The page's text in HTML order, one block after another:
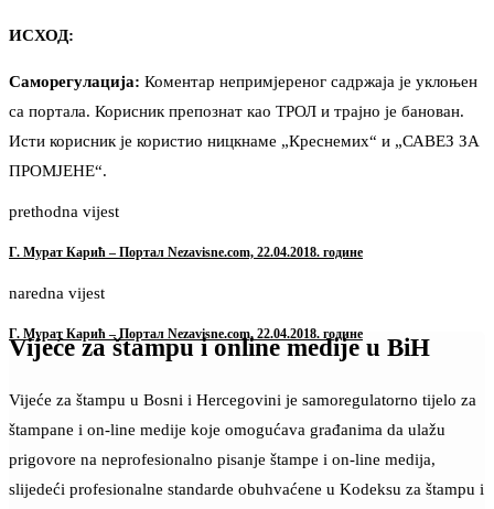
ИСХОД:
Саморегулација: Коментар непримјереног садржаја је уклоњен
са портала. Корисник препознат као ТРОЛ и трајно је банован.
Исти корисник је користио ницкнаме „Креснемих“ и „САВЕЗ ЗА
ПРОМЈЕНЕ“.
prethodna vijest
Г. Мурат Карић – Портал Nezavisne.com, 22.04.2018. године
naredna vijest
Г. Мурат Карић – Портал Nezavisne.com, 22.04.2018. године
Vijeće za štampu i online medije u BiH
Vijeće za štampu u Bosni i Hercegovini je samoregulatorno tijelo za
štampane i on-line medije koje omogućava građanima da ulažu
prigovore na neprofesionalno pisanje štampe i on-line medija,
slijedeći profesionalne standarde obuhvaćene u Kodeksu za štampu i